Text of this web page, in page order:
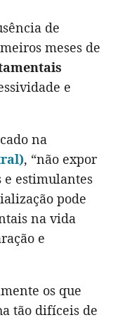
de
meses de
e
na
, “não expor
e estimulantes
pode
na vida
e
os que
tão difíceis de